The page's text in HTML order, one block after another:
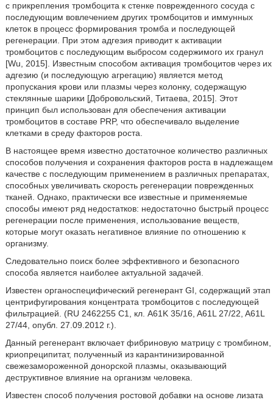
с прикрепления тромбоцита к стенке поврежденного сосуда с
последующим вовлечением других тромбоцитов и иммунных
клеток в процесс формирования тромба и последующей
регенерации. При этом адгезия приводит к активации
тромбоцитов с последующим выбросом содержимого их гранул
[Wu, 2015]. Известным способом активация тромбоцитов через их
адгезию (и последующую агрегацию) является метод
пропускания крови или плазмы через колонку, содержащую
стеклянные шарики [Добровольский, Титаева, 2015]. Этот
принцип был использован для обеспечения активации
тромбоцитов в составе PRP, что обеспечивало выделение
клетками в среду факторов роста.
В настоящее время известно достаточное количество различных
способов получения и сохранения факторов роста в надлежащем
качестве с последующим применением в различных препаратах,
способных увеличивать скорость регенерации поврежденных
тканей. Однако, практически все известные и применяемые
способы имеют ряд недостатков: недостаточно быстрый процесс
регенерации после применения, использование веществ,
которые могут оказать негативное влияние по отношению к
организму.
Следовательно поиск более эффективного и безопасного
способа является наиболее актуальной задачей.
Известен органоспецифический регенерант GI, содержащий этап
центрифугирования концентрата тромбоцитов с последующей
фильтрацией. (RU 2462255 C1, кл. A61K 35/16, A61L 27/22, A61L
27/44, опубл. 27.09.2012 г.).
Данный регенерант включает фибриновую матрицу с тромбином,
криопреципитат, полученный из карантинизированной
свежезамороженной донорской плазмы, оказывающий
деструктивное влияние на организм человека.
Известен способ получения ростовой добавки на основе лизата